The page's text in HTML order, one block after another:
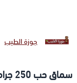
جوزة الطيب
سماق حب 250 جرام